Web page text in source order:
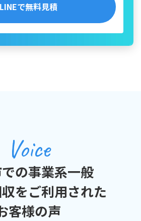
LINEで無料見積
Voice
の事業系一般
をご利用された
客様の声